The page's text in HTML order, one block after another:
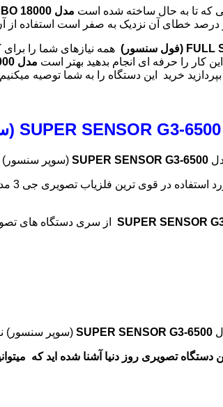
که تا به حال ساخته شده است مدل FULL SENSOR TURBO 18000 (فول سنسور)
درصد خطای آن نزدیک به صفر است استفاده از
همه نیازهای شما را برای
کار را حرفه ای انجام بدهید بهتر است مدل FULL SENSOR TURBO 18000 (فول سنسور)
خرید این دستگاه را به شما توصیه
SUPER SENSOR G3-6500 (سوپر سنسور)
استفاده در قوی ترین فلزیاب تصویری جی 3 مدل
SUPER SENSOR از سری دستگاه های
SUPER SENSOR G3-6500 (سوپر سنسور)
دستگاه تصویری روز دنیا آشنا شده اید که